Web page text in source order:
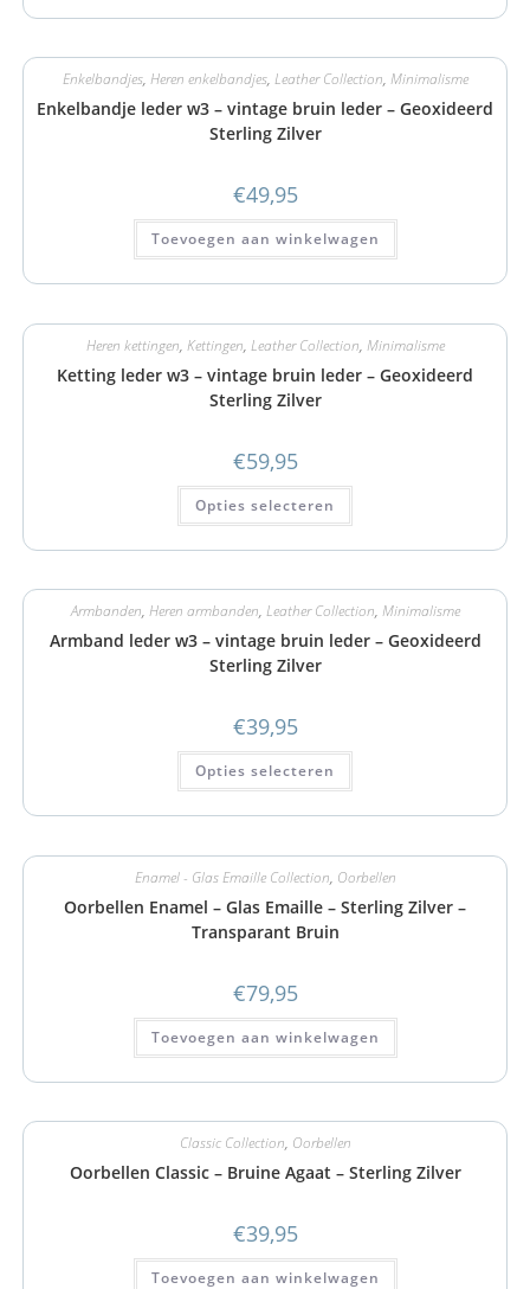
Enkelbandjes, Heren enkelbandjes, Leather Collection, Minimalisme
Enkelbandje leder w3 – vintage bruin leder – Geoxideerd
Sterling Zilver
€49,95
Toevoegen aan winkelwagen
Heren kettingen, Kettingen, Leather Collection, Minimalisme
Ketting leder w3 – vintage bruin leder – Geoxideerd
Sterling Zilver
€59,95
Opties selecteren
Armbanden, Heren armbanden, Leather Collection, Minimalisme
Armband leder w3 – vintage bruin leder – Geoxideerd
Sterling Zilver
€39,95
Opties selecteren
Enamel - Glas Emaille Collection, Oorbellen
Oorbellen Enamel – Glas Emaille – Sterling Zilver –
Transparant Bruin
€79,95
Toevoegen aan winkelwagen
Classic Collection, Oorbellen
Oorbellen Classic – Bruine Agaat – Sterling Zilver
€39,95
Toevoegen aan winkelwagen